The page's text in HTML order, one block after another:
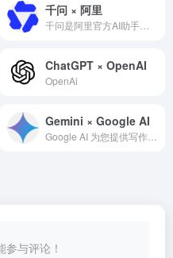
千问 × 阿里
ChatGPT × OpenAI
OpenAi
‎Gemini × Google AI
与评论！